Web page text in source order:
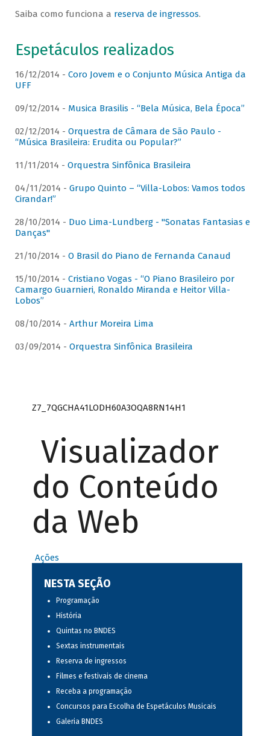
Saiba como funciona a reserva de ingressos.
Espetáculos realizados
16/12/2014 - Coro Jovem e o Conjunto Música Antiga da
UFF
09/12/2014 - Musica Brasilis - “Bela Música, Bela Época”
02/12/2014 - Orquestra de Câmara de São Paulo -
“Música Brasileira: Erudita ou Popular?”
11/11/2014 - Orquestra Sinfônica Brasileira
04/11/2014 - Grupo Quinto – “Villa-Lobos: Vamos todos
Cirandar!”
28/10/2014 - Duo Lima-Lundberg - "Sonatas Fantasias e
Danças"
21/10/2014 - O Brasil do Piano de Fernanda Canaud
15/10/2014 - Cristiano Vogas - “O Piano Brasileiro por
Camargo Guarnieri, Ronaldo Miranda e Heitor Villa-
Lobos”
08/10/2014 - Arthur Moreira Lima
03/09/2014 - Orquestra Sinfônica Brasileira
Z7_7QGCHA41LODH60A3OQA8RN14H1
Visualizador
do Conteúdo
da Web
Ações
NESTA SEÇÃO
Programação
História
Quintas no BNDES
Sextas instrumentais
Reserva de ingressos
Filmes e festivais de cinema
Receba a programação
Concursos para Escolha de Espetáculos Musicais
Galeria BNDES